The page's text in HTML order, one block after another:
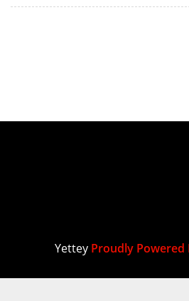
Yettey Proudly Powered